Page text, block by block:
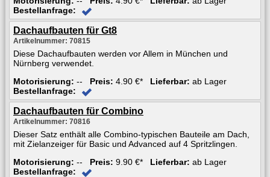
Bestellanfrage:
Dachaufbauten für Gt8
Artikelnummer: 70815
Diese Dachaufbauten werden vor Allem in München und
Nürnberg verwendet.
Motorisierung: -- Preis: 4.90 €* Lieferbar: ab Lager
Bestellanfrage:
Dachaufbauten für Combino
Artikelnummer: 70816
Dieser Satz enthält alle Combino-typischen Bauteile am Dach,
mit Zielanzeiger für Basic und Advanced auf 4 Spritzlingen.
Motorisierung: -- Preis: 9.90 €* Lieferbar: ab Lager
Bestellanfrage: